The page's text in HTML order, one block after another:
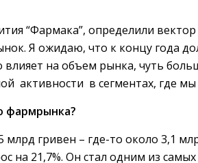
“Фармака”, определили
Я ожидаю, что к концу года
влияет на объем рынка, чуть
активности в сегментах, где
фармрынка?
млрд гривен – где-то около 3,1
на 21,7%. Он стал одним из